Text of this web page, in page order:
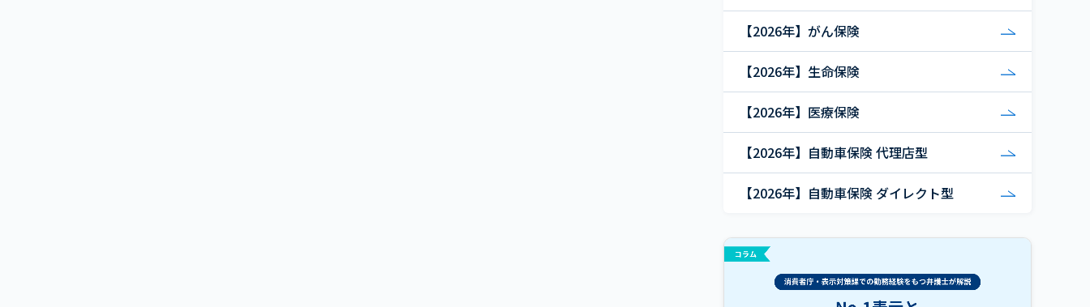
【2026年】がん保険
【2026年】生命保険
【2026年】医療保険
【2026年】自動車保険 代理店型
【2026年】自動車保険 ダイレクト型